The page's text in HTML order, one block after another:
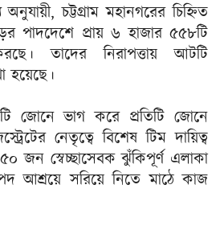
চট্টগ্রাম মহানগরের চিহ্নিত
পাদদেশে প্রায় ৬ হাজার ৫৫৮টি
তাদের নিরাপত্তায় আটটি
হয়েছে।
জোনে ভাগ করে প্রতিটি জোনে
নেতৃত্বে বিশেষ টিম দায়িত্ব
জন স্বেচ্ছাসেবক ঝুঁকিপূর্ণ এলাকা
আশ্রয়ে সরিয়ে নিতে মাঠে কাজ